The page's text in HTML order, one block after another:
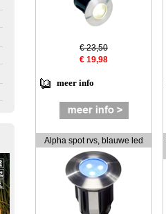
€ 23,50
€ 19,98
meer info
Alpha spot rvs, blauwe led